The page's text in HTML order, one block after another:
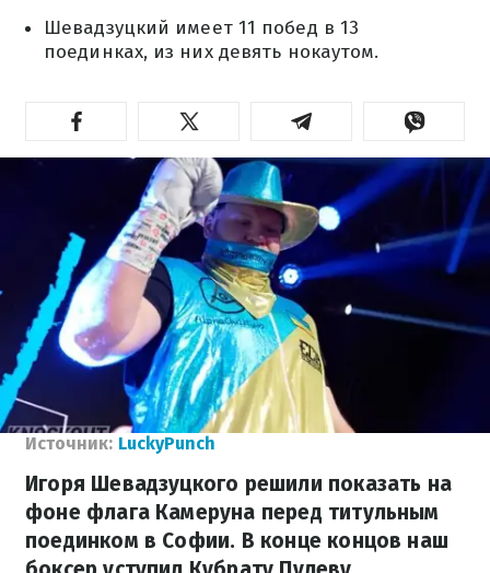
Шевадзуцкий имеет 11 побед в 13
поединках, из них девять нокаутом.
Источник: LuckyPunch
Игоря Шевадзуцкого решили показать на
фоне флага Камеруна перед титульным
поединком в Софии. В конце концов наш